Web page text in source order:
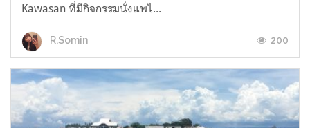
Kawasan ที่มีกิจกรรมนั่งแพไ...
R.Somin 200